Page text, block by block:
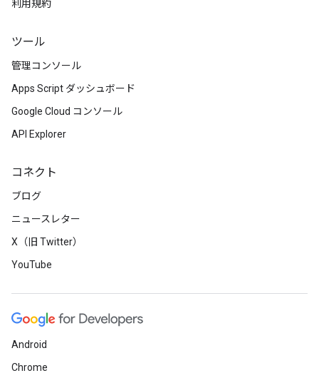
利用規約
ツール
管理コンソール
Apps Script ダッシュボード
Google Cloud コンソール
API Explorer
コネクト
ブログ
ニュースレター
X（旧 Twitter）
YouTube
Android
Chrome